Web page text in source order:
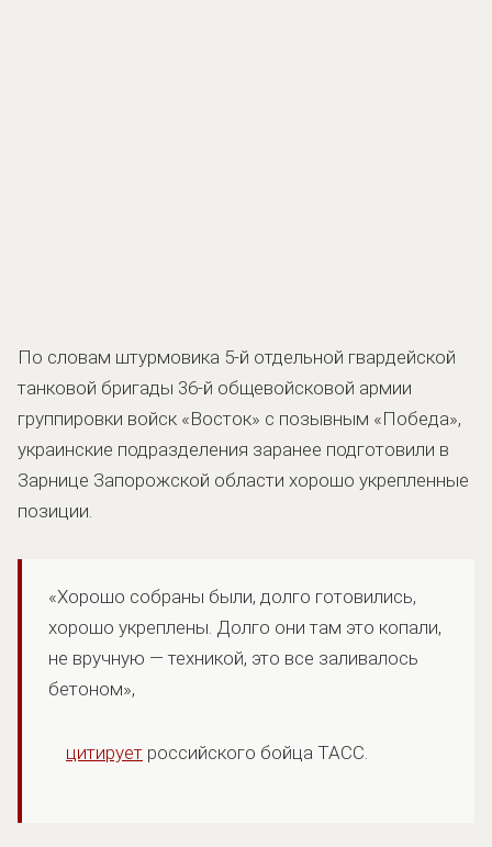
По словам штурмовика 5-й отдельной гвардейской
танковой бригады 36-й общевойсковой армии
группировки войск «Восток» с позывным «Победа»,
украинские подразделения заранее подготовили в
Зарнице Запорожской области хорошо укрепленные
позиции.
«Хорошо собраны были, долго готовились,
хорошо укреплены. Долго они там это копали,
не вручную — техникой, это все заливалось
бетоном»,
цитирует российского бойца ТАСС.